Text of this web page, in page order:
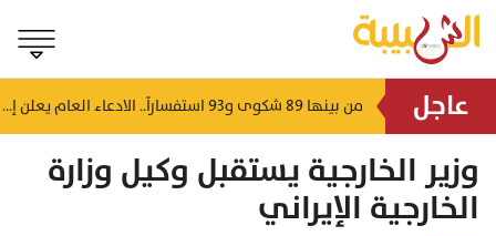
عاجل منذ ١٣ دقيقة منذ ٣٩ دقيقة من بينها 89 شكوى و93 استفساراً.. الادعاء العام يعلن إحصائية "تجاوب" لشهر يوليو
وزير الخارجية يستقبل وكيل وزارة
الخارجية الإيراني